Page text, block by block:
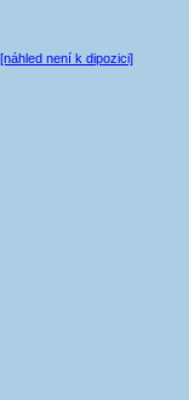
[náhled není k dipozici]